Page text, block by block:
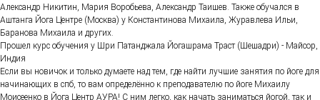
Александр Никитин, Мария Воробьева, Александр Таишев. Также обучался в
Аштанга Йога Центре (Москва) у Константинова Михаила, Журавлева Ильи,
Баранова Михаила и других.
Прошел курс обучения у Шри Патанджала Йогашрама Траст (Шешадри) - Майсор,
Индия
Если вы новичок и только думаете над тем, где найти лучшие занятия по йоге для
начинающих в спб, то вам определённо к преподавателю по йоге Михаилу
Моисеенко в Йога Центр АУРА! С ним легко, как начать заниматься йогой, так и